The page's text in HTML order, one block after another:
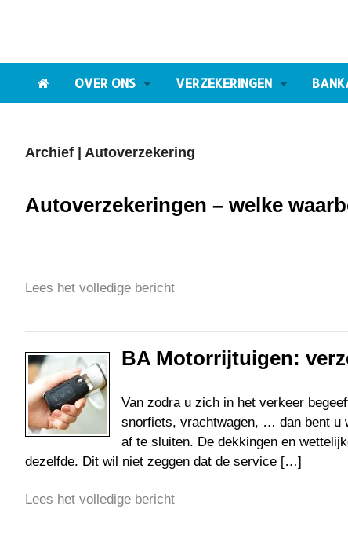
OVER ONS VERZEKERINGEN
Archief | Autoverzekering
Autoverzekeringen – welke
Lees het volledige bericht
BA Motorrijtuigen:
Van zodra u zich in het verkeer
snorfiets, vrachtwagen, … dan bent u
af te sluiten. De dekkingen en
dezelfde. Dit wil niet zeggen dat de service […]
Lees het volledige bericht